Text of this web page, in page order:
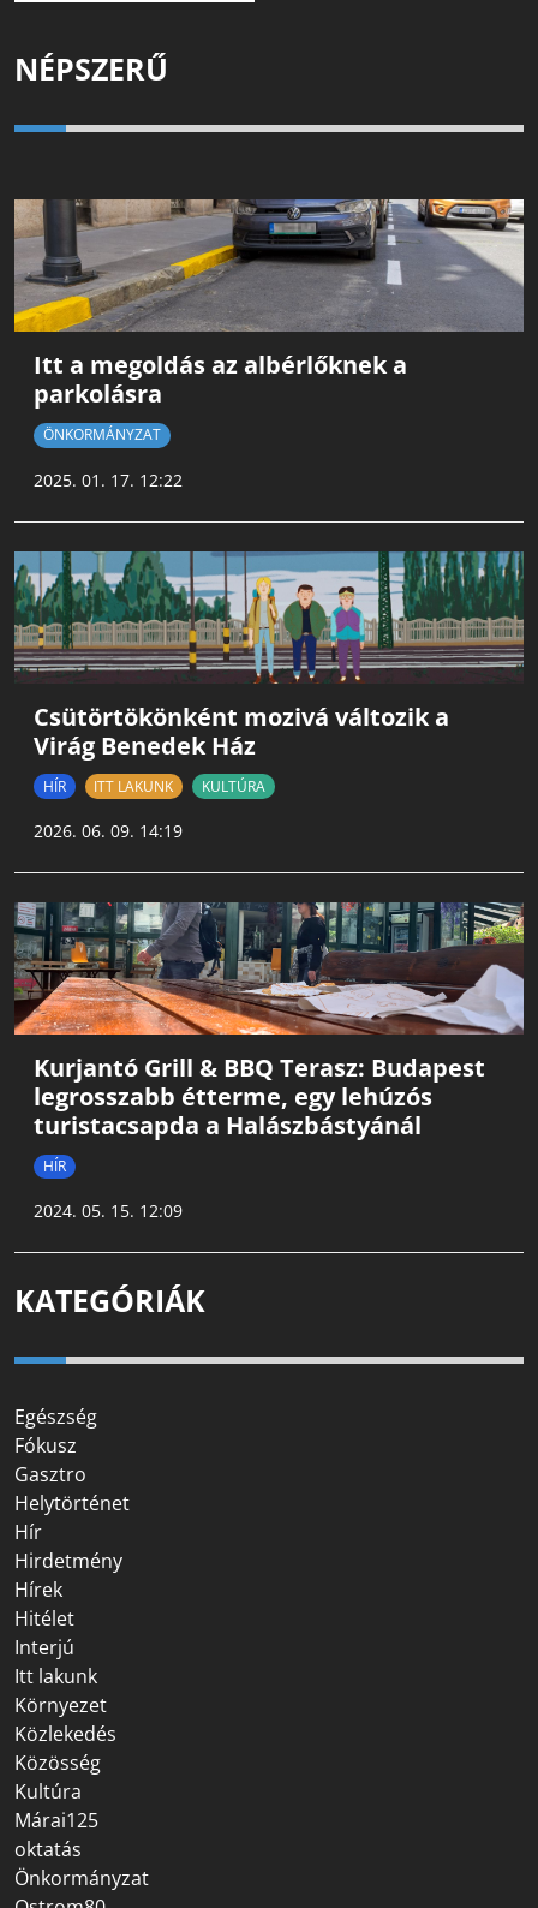
NÉPSZERŰ
Itt a megoldás az albérlőknek a
parkolásra
ÖNKORMÁNYZAT
2025. 01. 17. 12:22
Csütörtökönként mozivá változik a
Virág Benedek Ház
HÍR ITT LAKUNK KULTÚRA
2026. 06. 09. 14:19
Kurjantó Grill & BBQ Terasz: Budapest
legrosszabb étterme, egy lehúzós
turistacsapda a Halászbástyánál
HÍR
2024. 05. 15. 12:09
KATEGÓRIÁK
Egészség
Fókusz
Gasztro
Helytörténet
Hír
Hirdetmény
Hírek
Hitélet
Interjú
Itt lakunk
Környezet
Közlekedés
Közösség
Kultúra
Márai125
oktatás
Önkormányzat